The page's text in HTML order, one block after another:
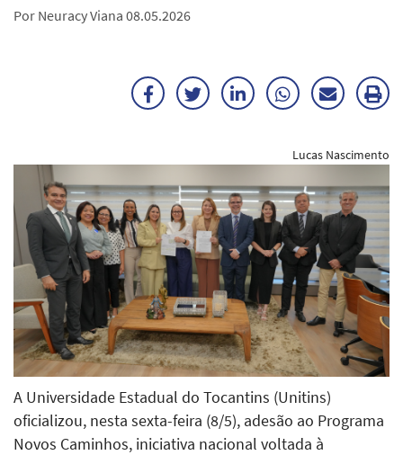
Por Neuracy Viana 08.05.2026
FacebookTwitterLinkedInWhatsApp
Enviar
E-
mail
Lucas Nascimento
A Universidade Estadual do Tocantins (Unitins)
oficializou, nesta sexta-feira (8/5), adesão ao Programa
Novos Caminhos, iniciativa nacional voltada à